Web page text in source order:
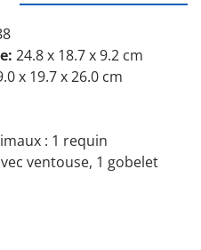
24.8 x 18.7 x 9.2 cm
x 19.7 x 26.0 cm
: 1 requin
ventouse, 1 gobelet